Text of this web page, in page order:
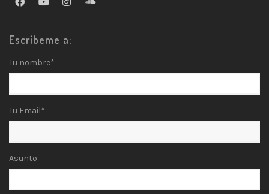
Escríbeme a:
Tu nombre*
Tu Email*
Asunto